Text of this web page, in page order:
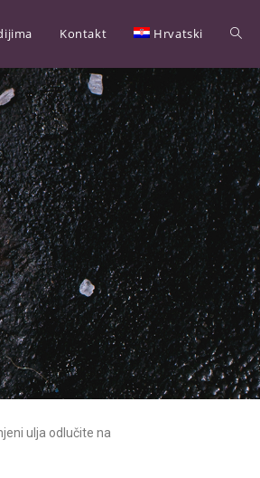
Kontakt Hrvatski
ulja odlučite na